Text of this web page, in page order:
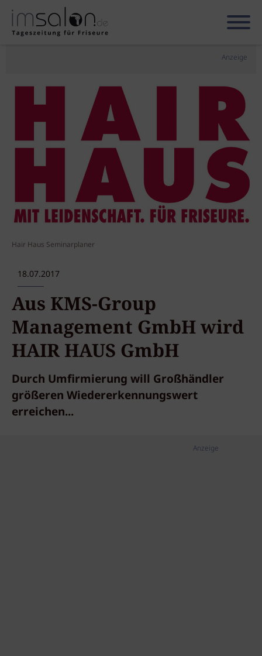
Anzeige
Hair Haus Seminarplaner
18.07.2017
Aus KMS-Group
Management GmbH wird
HAIR HAUS GmbH
Durch Umfirmierung will Großhändler
größeren Wiedererkennungswert
erreichen...
Anzeige